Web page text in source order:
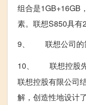
组合是1GB+16GB
素。联想S850具有
9、 联想公司的
10、 联想控股先
联想控股有限公司
解，创造性地设计